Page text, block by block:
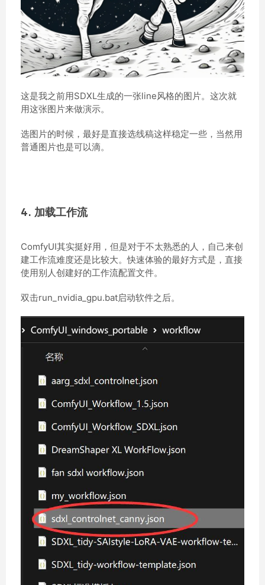
这是我之前用SDXL生成的一张line风格的图片。这次就
用这张图片来做演示。
选图片的时候，最好是直接选线稿这样稳定一些，当然用
普通图片也是可以滴。
4. 加载工作流
ComfyUI其实挺好用，但是对于不太熟悉的人，自己来创
建工作流难度还是比较大。快速体验的最好方式是，直接
使用别人创建好的工作流配置文件。
双击run_nvidia_gpu.bat启动软件之后。